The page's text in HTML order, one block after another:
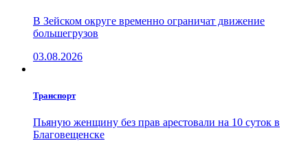
В Зейском округе временно ограничат движение
большегрузов
03.08.2026
Транспорт
Пьяную женщину без прав арестовали на 10 суток в
Благовещенске